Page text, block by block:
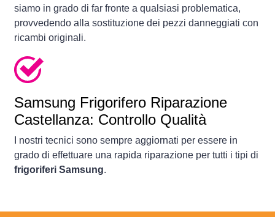
siamo in grado di far fronte a qualsiasi problematica,
provvedendo alla sostituzione dei pezzi danneggiati con
ricambi originali.
Samsung Frigorifero Riparazione
Castellanza: Controllo Qualità
I nostri tecnici sono sempre aggiornati per essere in
grado di effettuare una rapida riparazione per tutti i tipi di
frigoriferi Samsung.